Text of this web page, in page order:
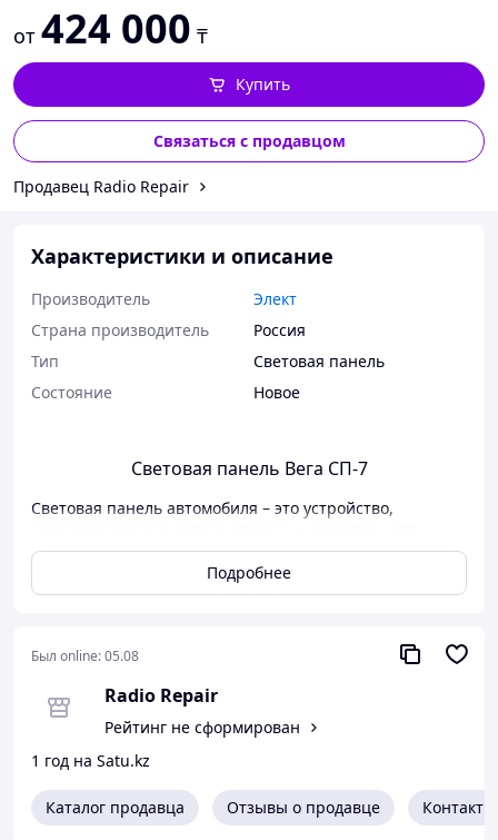
от 424 000 ₸
Купить
Связаться с продавцом
Продавец Radio Repair
Характеристики и описание
Производитель
Элект
Страна производитель
Россия
Тип
Световая панель
Состояние
Новое
Световая панель Вега СП-7
Световая панель автомобиля – это устройство,
выполнения функций световой сигнализации,
информирования или декоративного освещения.
Световые панели могут быть как функциональными
и использоваться в эстетических или рекламных целях.
22 светодиодных модуля (66 сверхярких
светодиода).
Пониженное энергопотребление.
монтажный комплект(лапы), но без зацепов на
Подробнее
Был online:05.08
Radio Repair
Рейтинг не сформирован
1 год на Satu.kz
Каталог продавца Отзывы о продавце Контакты